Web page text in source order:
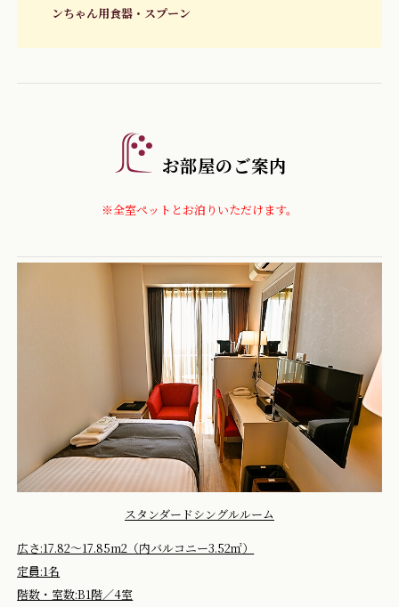
ンちゃん用食器・スプーン
お部屋のご案内
※全室ペットとお泊りいただけます。
スタンダードシングルルーム
広さ:17.82～17.85m2（内バルコニー3.52㎡）
定員:1名
階数・室数:B1階／4室